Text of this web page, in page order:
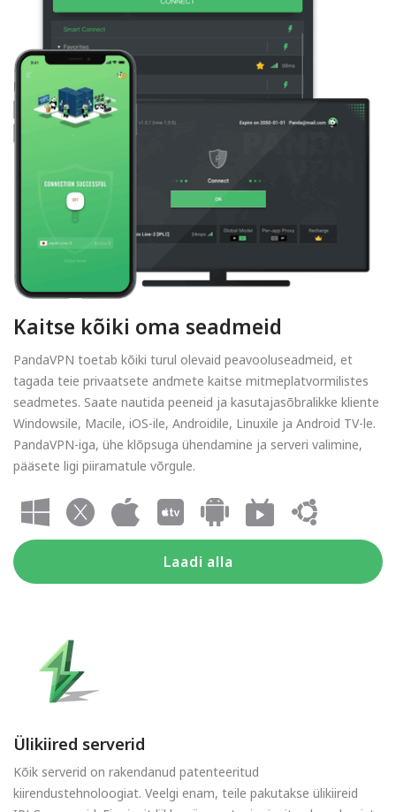
Kaitse kõiki oma seadmeid
PandaVPN toetab kõiki turul olevaid peavooluseadmeid, et
tagada teie privaatsete andmete kaitse mitmeplatvormilistes
seadmetes. Saate nautida peeneid ja kasutajasõbralikke kliente
Windowsile, Macile, iOS-ile, Androidile, Linuxile ja Android TV-le.
PandaVPN-iga, ühe klõpsuga ühendamine ja serveri valimine,
pääsete ligi piiramatule võrgule.
Laadi alla
Ülikiired serverid
Kõik serverid on rakendanud patenteeritud
kiirendustehnoloogiat. Veelgi enam, teile pakutakse ülikiireid